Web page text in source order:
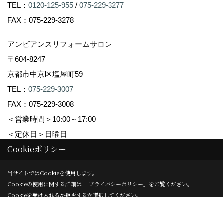
TEL： 0120-125-955 / 075-229-3277
FAX：075-229-3278
アンビアンスリフォームサロン
〒604-8247
京都市中京区塩屋町59
TEL： 075-229-3007
FAX：075-229-3008
＜営業時間＞10:00～17:00
＜定休日＞日曜日
Copyright (c) Ambiance Co.,Ltd. All Rights Reserved.
Produced byゴデスクリエイト
Cookieポリシー
当サイトではCookieを使用します。
Cookieの使用に関する詳細は 「プライバシーポリシー 」をご覧ください。
Cookieを受け入れるか拒否するか選択してください。